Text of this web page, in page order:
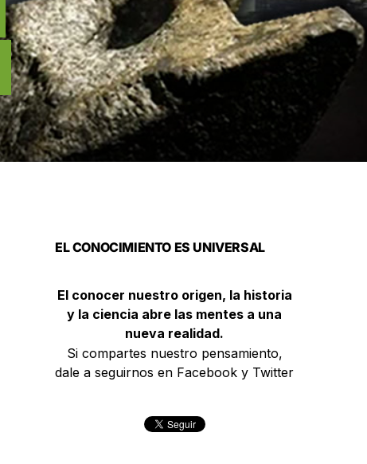
EL CONOCIMIENTO ES UNIVERSAL
El conocer nuestro origen, la historia
y la ciencia abre las mentes a una
nueva realidad.
Si compartes nuestro pensamiento,
dale a seguirnos en Facebook y Twitter